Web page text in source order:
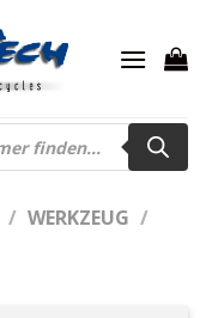
/ WERKZEUG /